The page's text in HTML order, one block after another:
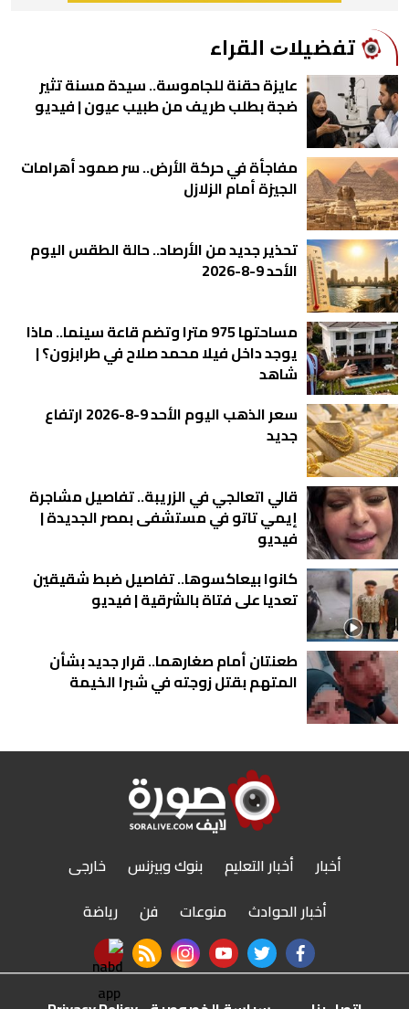
ﺗﻔﻀﻴﻼﺕ اﻟﻘﺮاء
عايزة حقنة للجاموسة.. سيدة مسنة تثير
ضجة بطلب طريف من طبيب عيون | فيديو
مفاجأة في حركة الأرض.. سر صمود أهرامات
الجيزة أمام الزلازل
تحذير جديد من الأرصاد.. حالة الطقس اليوم
الأحد 9-8-2026
مساحتها 975 مترا وتضم قاعة سينما.. ماذا
يوجد داخل فيلا محمد صلاح في طرابزون؟ |
شاهد
سعر الذهب اليوم الأحد 9-8-2026 ارتفاع
جديد
قالي اتعالجي في الزريبة.. تفاصيل مشاجرة
إيمي تاتو في مستشفى بمصر الجديدة |
فيديو
كانوا بيعاكسوها.. تفاصيل ضبط شقيقين
تعديا على فتاة بالشرقية | فيديو
طعنتان أمام صغارهما.. قرار جديد بشأن
المتهم بقتل زوجته في شبرا الخيمة
أخبار أخبار التعليم بنوك وبيزنس
خارجى
أخبار الحوادث
منوعات فن
رياضة
facebook
twitter
youtube
instagram
rss feed
nabd app